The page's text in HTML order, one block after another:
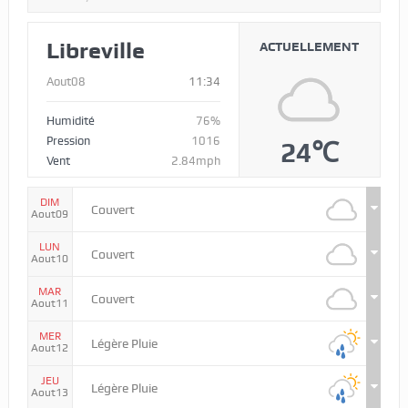
Libreville
Aout08 11:34
Humidité
76%
Pression
1016
Vent
2.84mph
ACTUELLEMENT
24℃
DIM
Aout09
Couvert
LUN
Aout10
Couvert
MAR
Aout11
Couvert
MER
Aout12
Légère Pluie
JEU
Aout13
Légère Pluie